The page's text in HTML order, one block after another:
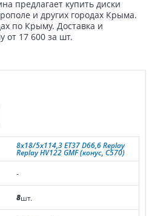
предлагает купить диски
и других городах Крыма.
по Крыму. Доставка и
17 600 за шт.
8x18/5x114,3 ET37 D66,6 Replay
Replay HV122 GMF (конус, C570)
-
8шт.